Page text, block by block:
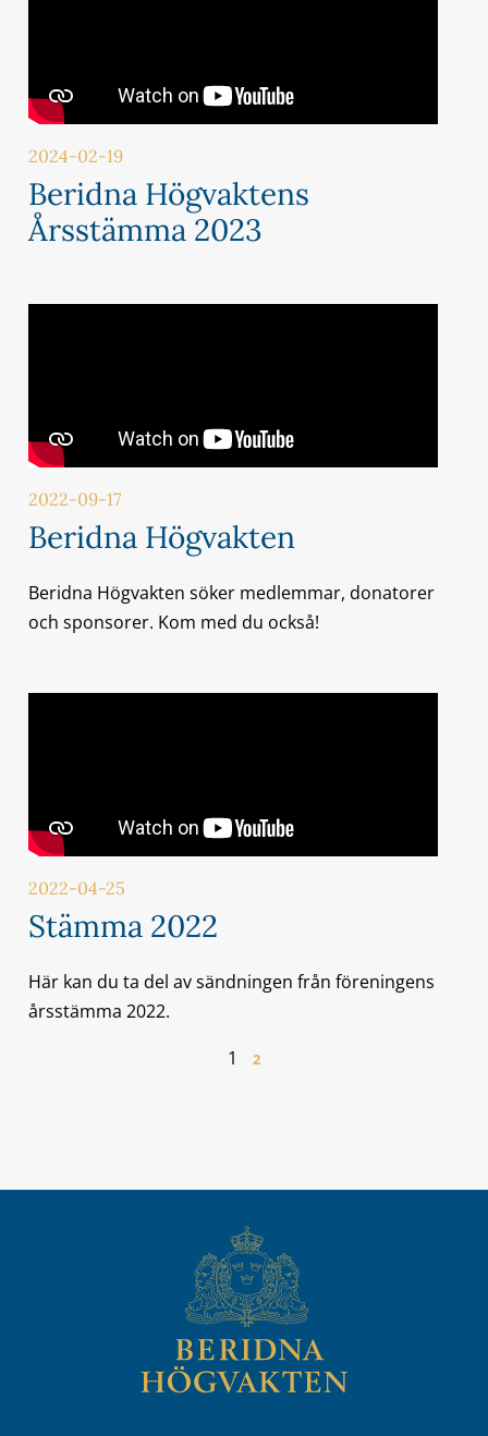
2024-02-19
Beridna Högvaktens
Årsstämma 2023
2022-09-17
Beridna Högvakten
Beridna Högvakten söker medlemmar, donatorer
och sponsorer. Kom med du också!
2022-04-25
Stämma 2022
Här kan du ta del av sändningen från föreningens
årsstämma 2022.
1
2